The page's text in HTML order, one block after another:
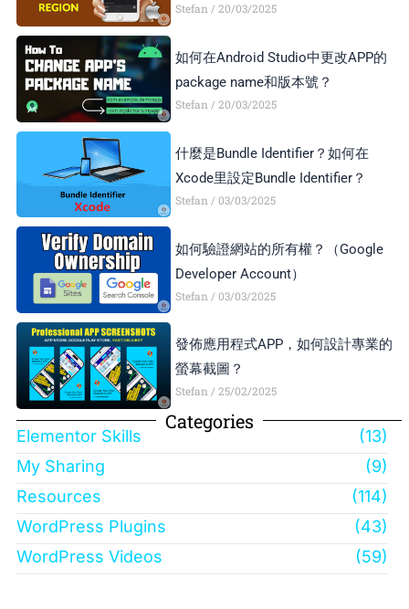
Stefan 20/03/2025
如何在Android Studio中更改APP的
package name和版本號？
Stefan 20/03/2025
什麼是Bundle Identifier？如何在
Xcode里設定Bundle Identifier？
Stefan 03/03/2025
如何驗證網站的所有權？（Google
Developer Account）
Stefan 03/03/2025
發佈應用程式APP，如何設計專業的
螢幕截圖？
Stefan 25/02/2025
Categories
Elementor Skills
(13)
My Sharing
(9)
Resources
(114)
WordPress Plugins
(43)
WordPress Videos
(59)